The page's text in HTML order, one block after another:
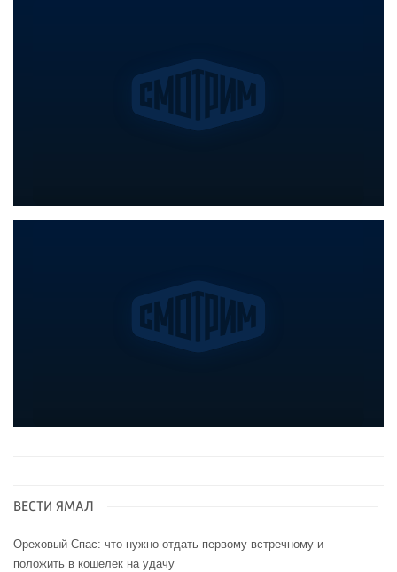
ВЕСТИ ЯМАЛ
Ореховый Спас: что нужно отдать первому встречному и
положить в кошелек на удачу